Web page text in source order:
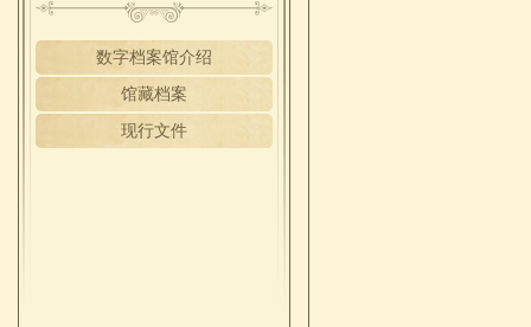
数字档案馆介绍
馆藏档案
现行文件